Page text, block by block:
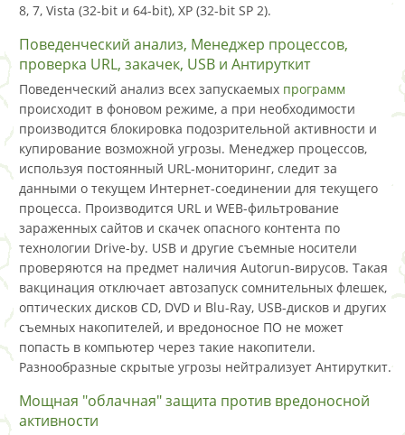
8, 7, Vista (32-bit и 64-bit), XP (32-bit SP 2).
Поведенческий анализ, Менеджер процессов,
проверка URL, закачек, USB и Антируткит
Поведенческий анализ всех запускаемых программ
происходит в фоновом режиме, а при необходимости
производится блокировка подозрительной активности и
купирование возможной угрозы. Менеджер процессов,
используя постоянный URL-мониторинг, следит за
данными о текущем Интернет-соединении для текущего
процесса. Производится URL и WEB-фильтрование
зараженных сайтов и скачек опасного контента по
технологии Drive-by. USB и другие съемные носители
проверяются на предмет наличия Autorun-вирусов. Такая
вакцинация отключает автозапуск сомнительных флешек,
оптических дисков CD, DVD и Blu-Ray, USB-дисков и других
съемных накопителей, и вредоносное ПО не может
попасть в компьютер через такие накопители.
Разнообразные скрытые угрозы нейтрализует Антируткит.
Мощная "облачная" защита против вредоносной
активности